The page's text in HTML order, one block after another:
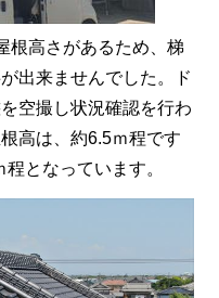
根高さがあるため、梯
出来ませんでした。ド
空撮し状況確認を行わ
高は、約6.5ｍ程です
となっています。